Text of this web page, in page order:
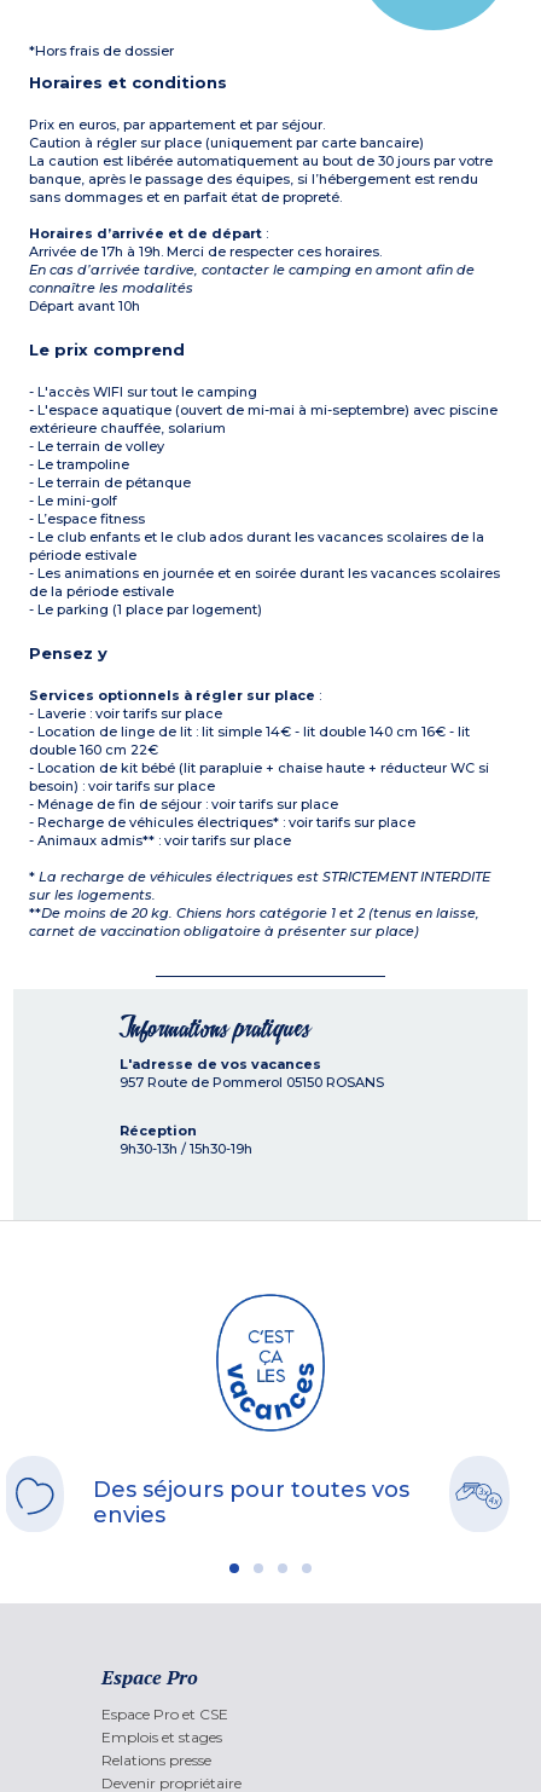
sont pas admis dans ce
logement.
sont pas admis dans ce
n’est pas adapté aux
*Hors frais de dossier
Horaires et conditions
Prix en euros, par appartement et par séjour.
Caution à régler sur place (uniquement par carte bancaire)
La caution est libérée automatiquement au bout de 30 jours par votre
banque, après le passage des équipes, si l’hébergement est rendu
sans dommages et en parfait état de propreté.
Horaires d’arrivée et de départ :
Arrivée de 17h à 19h. Merci de respecter ces horaires.
En cas d’arrivée tardive, contacter le camping en amont afin de
connaître les modalités
Départ avant 10h
Le prix comprend
- L'accès WIFI sur tout le camping
- L'espace aquatique (ouvert de mi-mai à mi-septembre) avec piscine
extérieure chauffée, solarium
- Le terrain de volley
- Le trampoline
- Le terrain de pétanque
- Le mini-golf
- L’espace fitness
- Le club enfants et le club ados durant les vacances scolaires de la
période estivale
- Les animations en journée et en soirée durant les vacances scolaires
de la période estivale
- Le parking (1 place par logement)
Pensez y
Services optionnels à régler sur place :
- Laverie : voir tarifs sur place
- Location de linge de lit : lit simple 14€ - lit double 140 cm 16€ - lit
double 160 cm 22€
- Location de kit bébé (lit parapluie + chaise haute + réducteur WC si
besoin) : voir tarifs sur place
- Ménage de fin de séjour : voir tarifs sur place
- Recharge de véhicules électriques* : voir tarifs sur place
- Animaux admis** : voir tarifs sur place
*La recharge de véhicules électriques est STRICTEMENT INTERDITE
sur les logements.
**De moins de 20 kg. Chiens hors catégorie 1 et 2 (tenus en laisse,
carnet de vaccination obligatoire à présenter sur place)
Informations pratiques
L'adresse de vos vacances
957 Route de Pommerol 05150 ROSANS
Réception
9h30-13h / 15h30-19h
Des séjours pour toutes vos
envies
Espace Pro
Espace Pro et CSE
Emplois et stages
Relations presse
Devenir propriétaire